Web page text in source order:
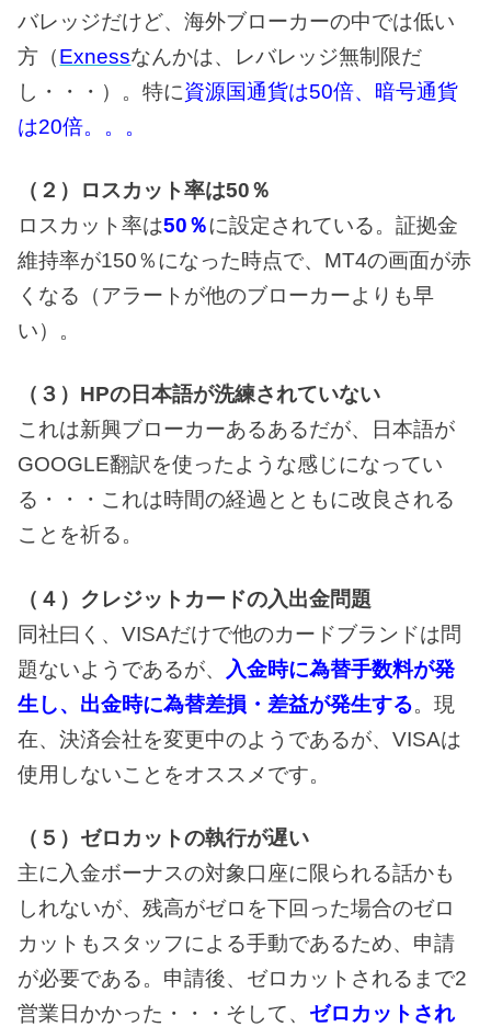
バレッジだけど、海外ブローカーの中では低い
方（Exnessなんかは、レバレッジ無制限だ
し・・・）。特に資源国通貨は50倍、暗号通貨
は20倍。。。
（２）ロスカット率は50％
ロスカット率は50％に設定されている。証拠金
維持率が150％になった時点で、MT4の画面が赤
くなる（アラートが他のブローカーよりも早
い）。
（３）HPの日本語が洗練されていない
これは新興ブローカーあるあるだが、日本語が
GOOGLE翻訳を使ったような感じになってい
る・・・これは時間の経過とともに改良される
ことを祈る。
（４）クレジットカードの入出金問題
同社曰く、VISAだけで他のカードブランドは問
題ないようであるが、
入金時に為替手数料が発
生し、出金時に為替差損・差益が発生する。現
在、決済会社を変更中のようであるが、VISAは
使用しないことをオススメです。
（５）ゼロカットの執行が遅い
主に入金ボーナスの対象口座に限られる話かも
しれないが、残高がゼロを下回った場合のゼロ
カットもスタッフによる手動であるため、申請
が必要である。申請後、ゼロカットされるまで2
営業日かかった・・・そして、 ゼロカットされ